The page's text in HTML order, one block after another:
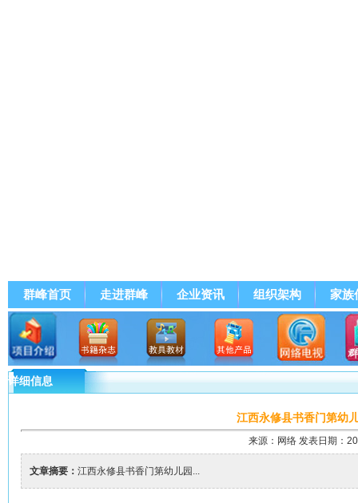
群峰首页 走进群峰 企业资讯 组织架构 家族
群峰直播
详细信息
江西永修县书香门第幼
来源：网络 发表日期：
文章摘要： 江西永修县书香门第幼儿园...